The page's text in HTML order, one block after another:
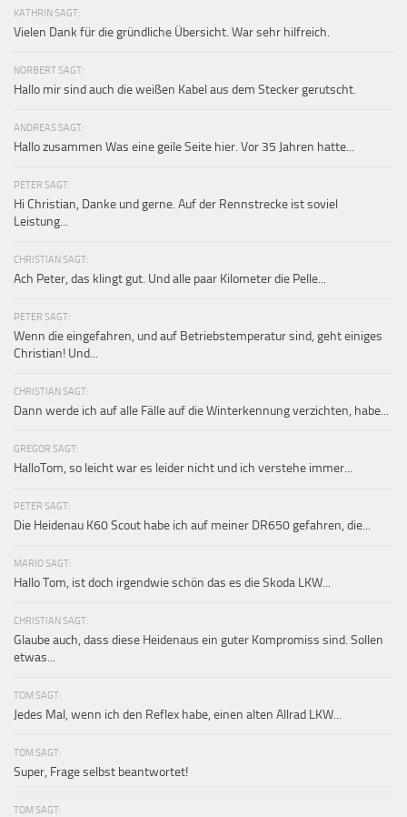
KATHRIN SAGT:
Vielen Dank für die gründliche Übersicht. War sehr hilfreich.
NORBERT SAGT:
Hallo mir sind auch die weißen Kabel aus dem Stecker gerutscht.
ANDREAS SAGT:
Hallo zusammen Was eine geile Seite hier. Vor 35 Jahren hatte...
PETER SAGT:
Hi Christian, Danke und gerne. Auf der Rennstrecke ist soviel
Leistung...
CHRISTIAN SAGT:
Ach Peter, das klingt gut. Und alle paar Kilometer die Pelle...
PETER SAGT:
Wenn die eingefahren, und auf Betriebstemperatur sind, geht einiges
Christian! Und...
CHRISTIAN SAGT:
Dann werde ich auf alle Fälle auf die Winterkennung verzichten, habe...
GREGOR SAGT:
HalloTom, so leicht war es leider nicht und ich verstehe immer...
PETER SAGT:
Die Heidenau K60 Scout habe ich auf meiner DR650 gefahren, die...
MARIO SAGT:
Hallo Tom, ist doch irgendwie schön das es die Skoda LKW...
CHRISTIAN SAGT:
Glaube auch, dass diese Heidenaus ein guter Kompromiss sind. Sollen
etwas...
TOM SAGT:
Jedes Mal, wenn ich den Reflex habe, einen alten Allrad LKW...
TOM SAGT:
Super, Frage selbst beantwortet!
TOM SAGT: